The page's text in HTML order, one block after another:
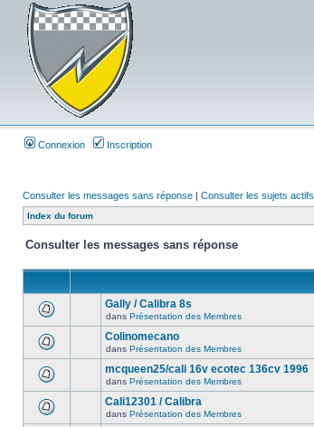
Connexion Inscription
Consulter les messages sans réponse | Consulter les sujets actifs
Index du forum
Consulter les messages sans réponse
Gally / Calibra 8s
dans Présentation des Membres
Colinomecano
dans Présentation des Membres
mcqueen25/cali 16v ecotec 136cv 1996
dans Présentation des Membres
Cali12301 / Calibra
dans Présentation des Membres